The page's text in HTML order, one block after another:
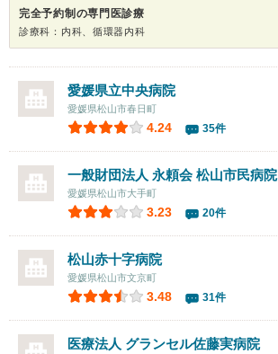
完全予約制の専門医診療
診療科：内科、循環器内科
愛媛県立中央病院
愛媛県松山市春日町
4.24 35件
一般財団法人 永頼会 松山市民病院
愛媛県松山市大手町
3.23 20件
松山赤十字病院
愛媛県松山市文京町
3.48 31件
医療法人 グランセル佐藤実病院